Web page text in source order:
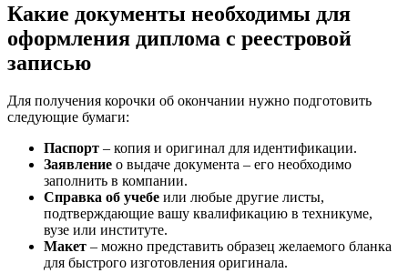
Какие документы необходимы для
оформления диплома с реестровой
записью
Для получения корочки об окончании нужно подготовить
следующие бумаги:
Паспорт – копия и оригинал для идентификации.
Заявление о выдаче документа – его необходимо
заполнить в компании.
Справка об учебе или любые другие листы,
подтверждающие вашу квалификацию в техникуме,
вузе или институте.
Макет – можно представить образец желаемого бланка
для быстрого изготовления оригинала.